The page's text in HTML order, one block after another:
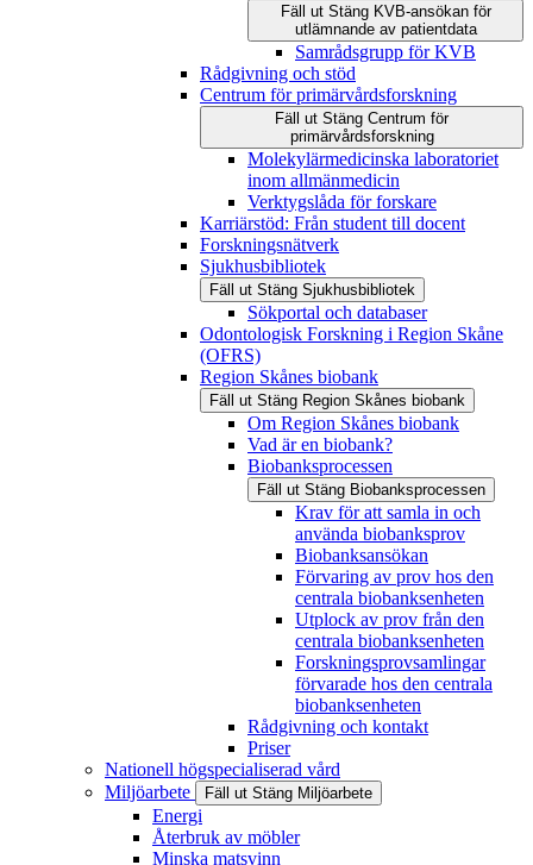
Fäll ut Stäng KVB-ansökan för
utlämnande av patientdata
Samrådsgrupp för KVB
Rådgivning och stöd
Centrum för primärvårdsforskning
Fäll ut Stäng Centrum för
primärvårdsforskning
Molekylärmedicinska laboratoriet
inom allmänmedicin
Verktygslåda för forskare
Karriärstöd: Från student till docent
Forskningsnätverk
Sjukhusbibliotek
Fäll ut Stäng Sjukhusbibliotek
Sökportal och databaser
Odontologisk Forskning i Region Skåne
(OFRS)
Region Skånes biobank
Fäll ut Stäng Region Skånes biobank
Om Region Skånes biobank
Vad är en biobank?
Biobanksprocessen
Fäll ut Stäng Biobanksprocessen
Krav för att samla in och
använda biobanksprov
Biobanksansökan
Förvaring av prov hos den
centrala biobanksenheten
Utplock av prov från den
centrala biobanksenheten
Forskningsprovsamlingar
förvarade hos den centrala
biobanksenheten
Rådgivning och kontakt
Priser
Nationell högspecialiserad vård
Miljöarbete
Fäll ut Stäng Miljöarbete
Energi
Återbruk av möbler
Minska matsvinn